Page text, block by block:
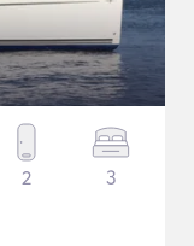
2 3